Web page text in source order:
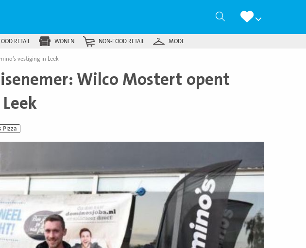
Zoeken
RETAIL WONEN NON-FOOD RETAIL MODE
vestiging in Leek
Wilco Mostert opent
Pizza